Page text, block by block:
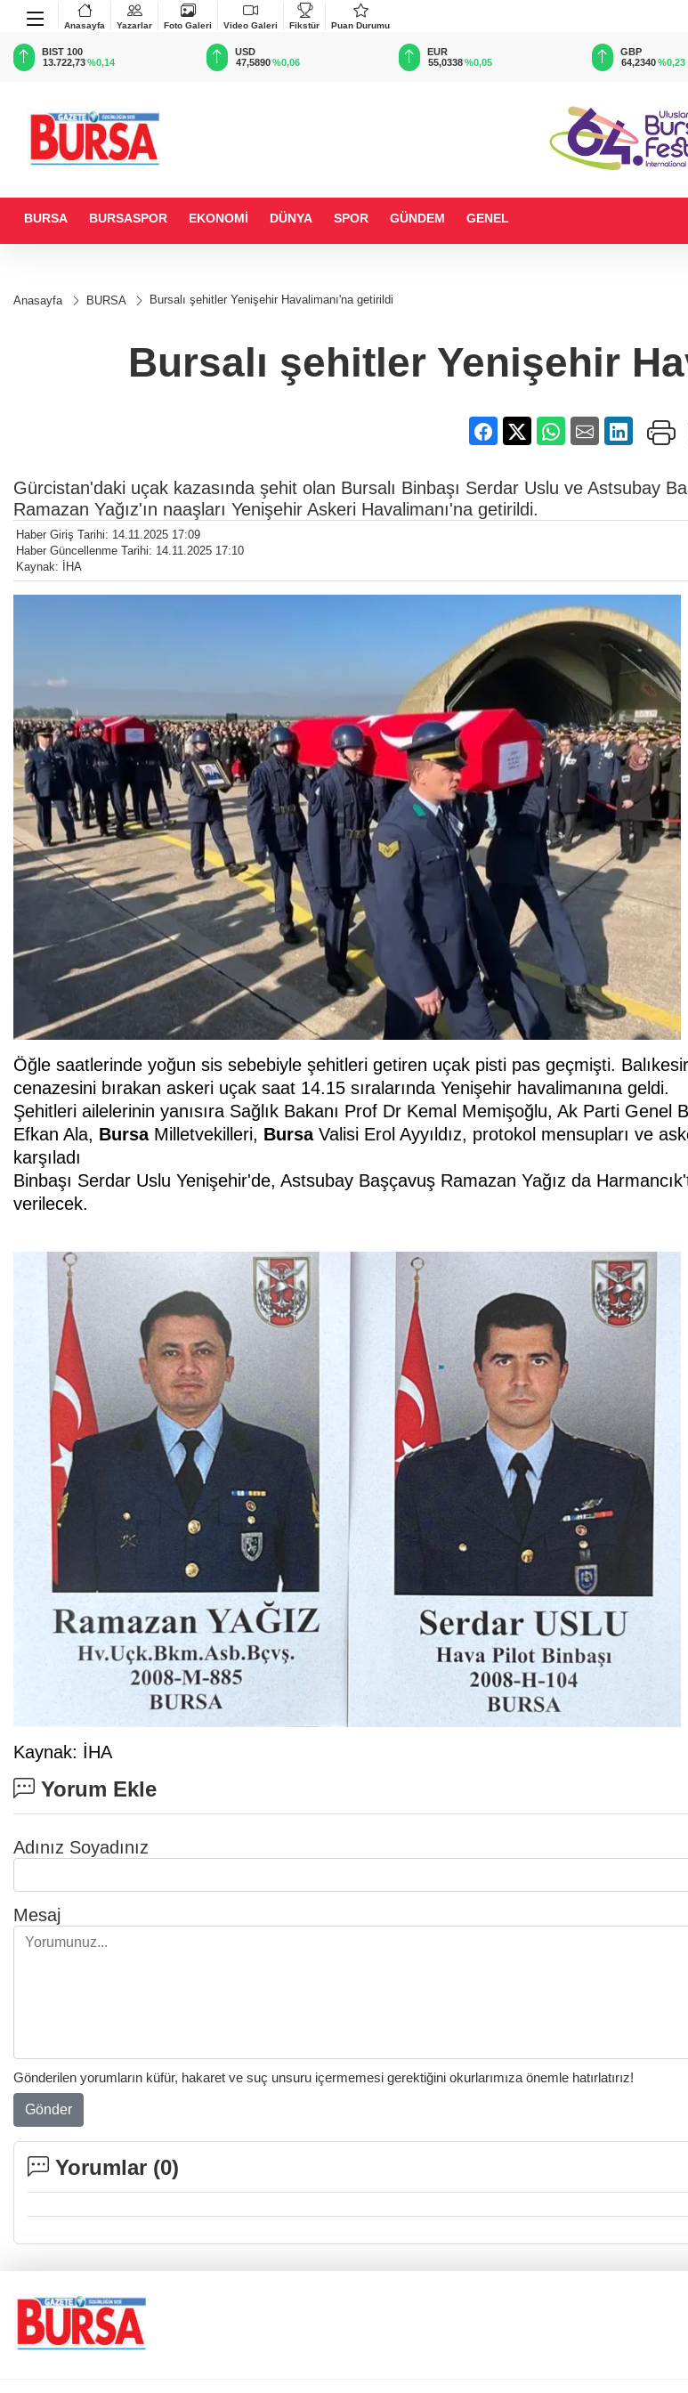
Anasayfa Yazarlar Foto Galeri Video Galeri Fikstür Puan Durumu
BIST 100
13.722,73%0,14
USD
47,5890 %0,06
EUR
55,0338%0,05
GBP
64,2340 %0,23
BURSA BURSASPOR EKONOMİ DÜNYA SPOR GÜNDEM GENEL
Anasayfa BURSA Bursalı şehitler Yenişehir Havalimanı'na getirildi
Bursalı şehitler Yenişehir
Gürcistan'daki uçak kazasında şehit olan Bursalı Binbaşı Serdar Uslu ve Astsubay
Ramazan Yağız'ın naaşları Yenişehir Askeri Havalimanı'na getirildi.
Haber Giriş Tarihi: 14.11.2025 17:09
Haber Güncellenme Tarihi: 14.11.2025 17:10
Kaynak: İHA
Öğle saatlerinde yoğun sis sebebiyle şehitleri getiren uçak pisti pas geçmişti.
cenazesini bırakan askeri uçak saat 14.15 sıralarında Yenişehir havalimanına geldi.
Şehitleri ailelerinin yanısıra Sağlık Bakanı Prof Dr Kemal Memişoğlu, Ak Parti Genel
Efkan Ala, BursaMilletvekilleri, BursaValisi Erol Ayyıldız, protokol mensupları ve
karşıladı
Binbaşı Serdar Uslu Yenişehir'de, Astsubay Başçavuş Ramazan Yağız da
verilecek.
Kaynak: İHA
Yorum Ekle
Adınız Soyadınız
Mesaj
Gönderilen yorumların küfür, hakaret ve suç unsuru içermemesi gerektiğini okurlarımıza önemle hatırlatırız!
Gönder
Yorumlar (0)